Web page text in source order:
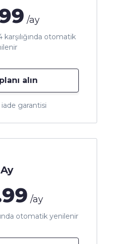
/ay
otomatik yenilenir
/ay
karşılığında otomatik
alın
garantisi